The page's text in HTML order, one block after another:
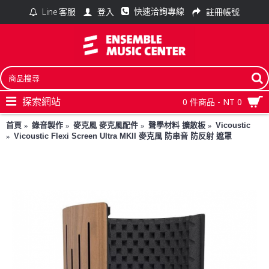
Line 客服 登入 快速洽詢專線 註冊帳號
0 件商品 - NT 0
探索網站
首頁 錄音製作 麥克風 麥克風配件 聲學材料 擴散板
Vicoustic
Vicoustic Flexi Screen Ultra MKII 麥克風 防串音 防反射 遮罩